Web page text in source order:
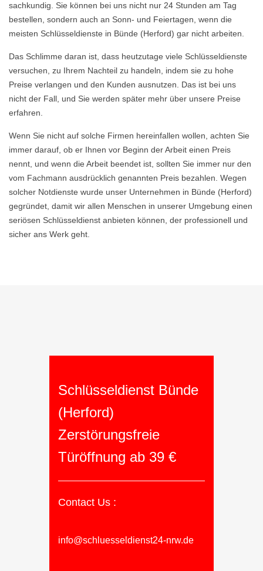
sachkundig. Sie können bei uns nicht nur 24 Stunden am Tag
bestellen, sondern auch an Sonn- und Feiertagen, wenn die
meisten Schlüsseldienste in Bünde (Herford) gar nicht arbeiten.
Das Schlimme daran ist, dass heutzutage viele Schlüsseldienste
versuchen, zu Ihrem Nachteil zu handeln, indem sie zu hohe
Preise verlangen und den Kunden ausnutzen. Das ist bei uns
nicht der Fall, und Sie werden später mehr über unsere Preise
erfahren.
Wenn Sie nicht auf solche Firmen hereinfallen wollen, achten Sie
immer darauf, ob er Ihnen vor Beginn der Arbeit einen Preis
nennt, und wenn die Arbeit beendet ist, sollten Sie immer nur den
vom Fachmann ausdrücklich genannten Preis bezahlen. Wegen
solcher Notdienste wurde unser Unternehmen in Bünde (Herford)
gegründet, damit wir allen Menschen in unserer Umgebung einen
seriösen Schlüsseldienst anbieten können, der professionell und
sicher ans Werk geht.
Schlüsseldienst Bünde
(Herford)
Zerstörungsfreie
Türöffnung ab 39 €
Contact Us :
info@schluesseldienst24-nrw.de